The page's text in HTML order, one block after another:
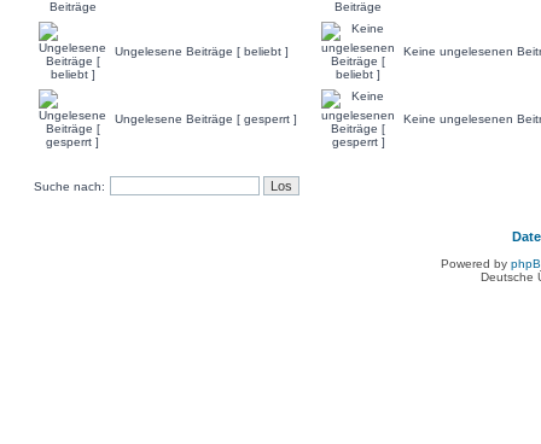
Ungelesene Beiträge [ beliebt ] Keine ungelesenen
Ungelesene Beiträge [ gesperrt ] Keine ungelesenen
Suche nach:
Powered by
Deutsche